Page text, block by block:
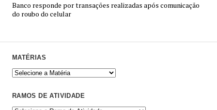
Banco responde por transações realizadas após comunicação
do roubo do celular
MATÉRIAS
RAMOS DE ATIVIDADE